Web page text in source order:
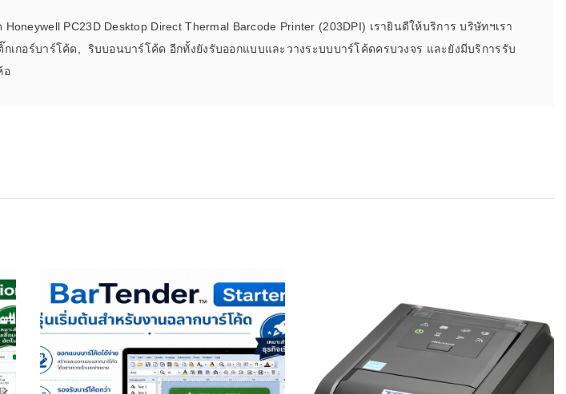
PC23D Desktop Direct Thermal Barcode Printer (203DPI) เรายินดีให้บริการ บริษัทฯเรา
กอร์บาร์โค้ด, ริบบอนบาร์โค้ด อีกทั้งยังรับออกแบบและวางระบบบาร์โค้ดครบวงจร และยังมีบริการรับ
อ